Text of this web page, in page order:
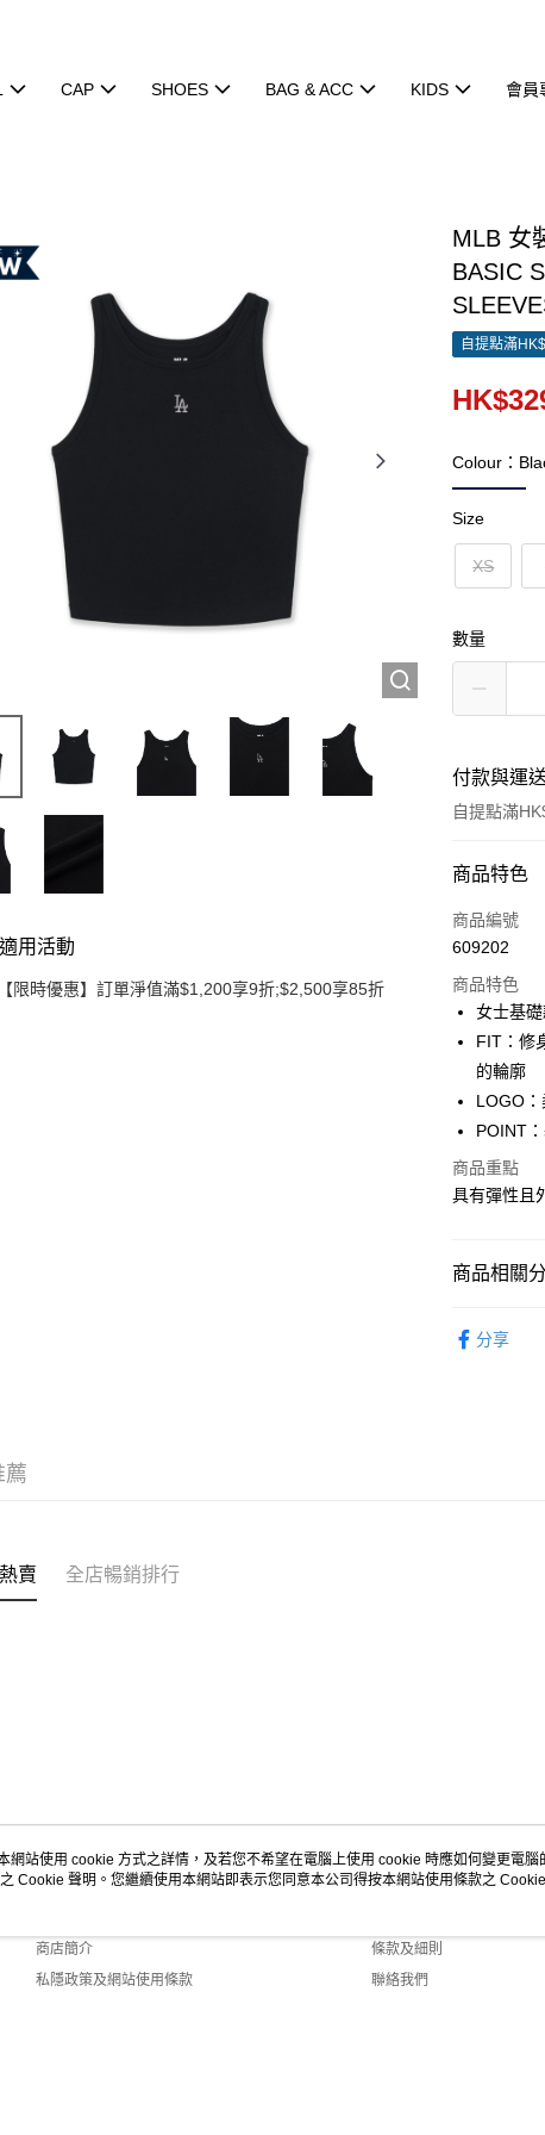
CAP SHOES BAG & ACC KIDS 會員
用活動
【限時優惠】訂單淨值滿$1,200享9折;$2,500享85折
MLB 女
BASIC
自提點滿
Colour：
Size
XS
數量
付款與運送
自提點滿
付款方式
信用卡
Google Pay
AlipayHK
WeChat
送貨方式
商品特色
商品編號
609202
商品特色
女士基
FIT：修
的輪廓
LOGO
POINT
商品重點
具有彈性且
商品相關
分享
薦
賣 全店暢銷排行
關於我們
商店簡介
私隱政策及網站使用條款
客戶服務
條款及細則
聯絡我們
網站使用 cookie 方式之詳情，及若您不希望在電腦上使用 cookie 時應如何變更電腦
之 Cookie 聲明。您繼續使用本網站即表示您同意本公司得按本網站使用條款之